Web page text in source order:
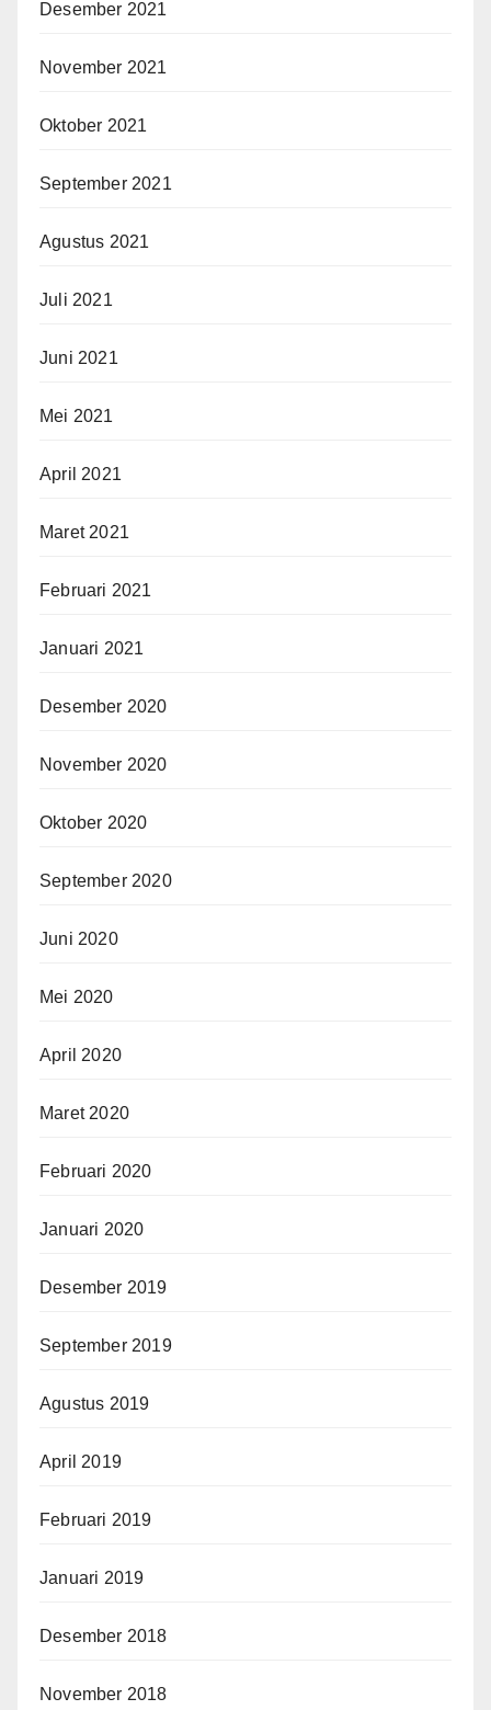
Desember 2021
November 2021
Oktober 2021
September 2021
Agustus 2021
Juli 2021
Juni 2021
Mei 2021
April 2021
Maret 2021
Februari 2021
Januari 2021
Desember 2020
November 2020
Oktober 2020
September 2020
Juni 2020
Mei 2020
April 2020
Maret 2020
Februari 2020
Januari 2020
Desember 2019
September 2019
Agustus 2019
April 2019
Februari 2019
Januari 2019
Desember 2018
November 2018